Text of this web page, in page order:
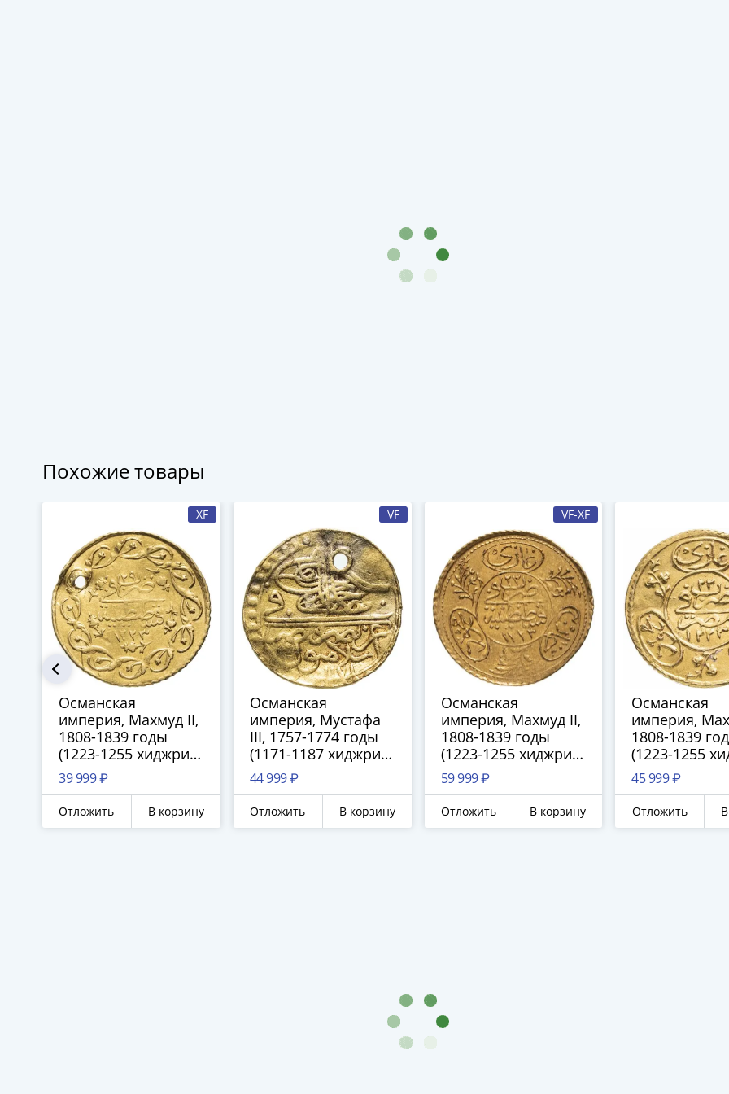
Похожие товары
XF
Османская
империя, Махмуд II,
1808-1839 годы
(1223-1255 хиджри),
Чедид Махмуди
(Золото)
39 999 ₽
Отложить В корзину
VF
Османская
империя, Мустафа
III, 1757-1774 годы
(1171-1187 хиджри),
1/2 Зери Махбуб
(Золото)
44 999 ₽
Отложить В корзину
VF-XF
Османская
империя, Махмуд II,
1808-1839 годы
(1223-1255 хиджри),
Хайрие Алтын
(Золото)
59 999 ₽
Отложить В корзину
Османская
империя,
1808-1839
(1223-1255
1/2 Хайрие
(Золото)
45 999 ₽
Отложить